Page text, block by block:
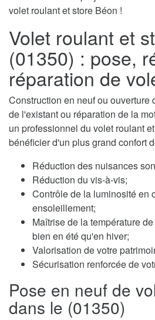
volet roulant et store Béon !
Volet roulant et
(01350) : pose,
réparation de
Construction en neuf ou ouverture
de l'existant ou réparation de la
un professionnel du volet roulant
bénéficier d'un plus grand confort
Réduction des nuisances
Réduction du vis-à-vis;
Contrôle de la luminosité en
ensoleillement;
Maîtrise de la température
bien en été qu'en hiver;
Valorisation de votre
Sécurisation renforcée de
Pose en neuf de
dans le (01350)